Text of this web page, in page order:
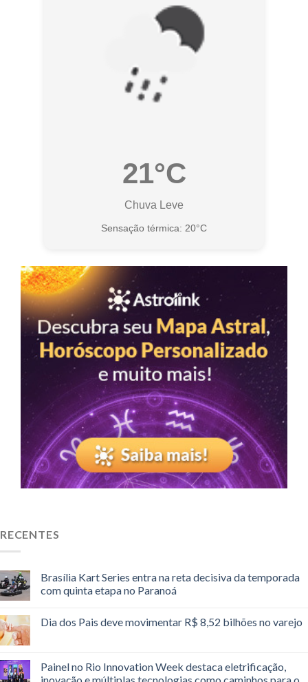
21°C
Chuva Leve
Sensação térmica: 20°C
RECENTES
Brasília Kart Series entra na reta decisiva da temporada
com quinta etapa no Paranoá
Dia dos Pais deve movimentar R$ 8,52 bilhões no varejo
Painel no Rio Innovation Week destaca eletrificação,
inovação e múltiplas tecnologias como caminhos para o